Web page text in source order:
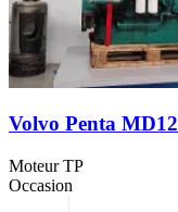
Volvo Penta
Moteur TP
Occasion